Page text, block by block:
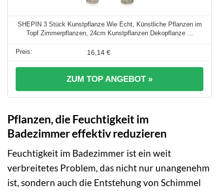
SHEPIN 3 Stück Kunstpflanze Wie Echt, Künstliche Pflanzen im
Topf Zimmerpflanzen, 24cm Kunstpflanzen Dekopflanze ...
16,14 €
ZUM TOP ANGEBOT »
Pflanzen, die Feuchtigkeit im
Badezimmer effektiv reduzieren
Feuchtigkeit im Badezimmer ist ein weit
verbreitetes Problem, das nicht nur unangenehm
ist, sondern auch die Entstehung von Schimmel